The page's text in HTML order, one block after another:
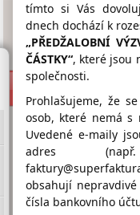
Hodnocení firmy
návštěvníků
tímto si Vás
dnech dochází k
„PŘEDŽALOBNÍ
ČÁSTKY“, které jsou
společnosti.
Prohlašujeme, že
osob, které nemá s
Uvedené e-maily
adres (např.
obsahují
čísla bankovního